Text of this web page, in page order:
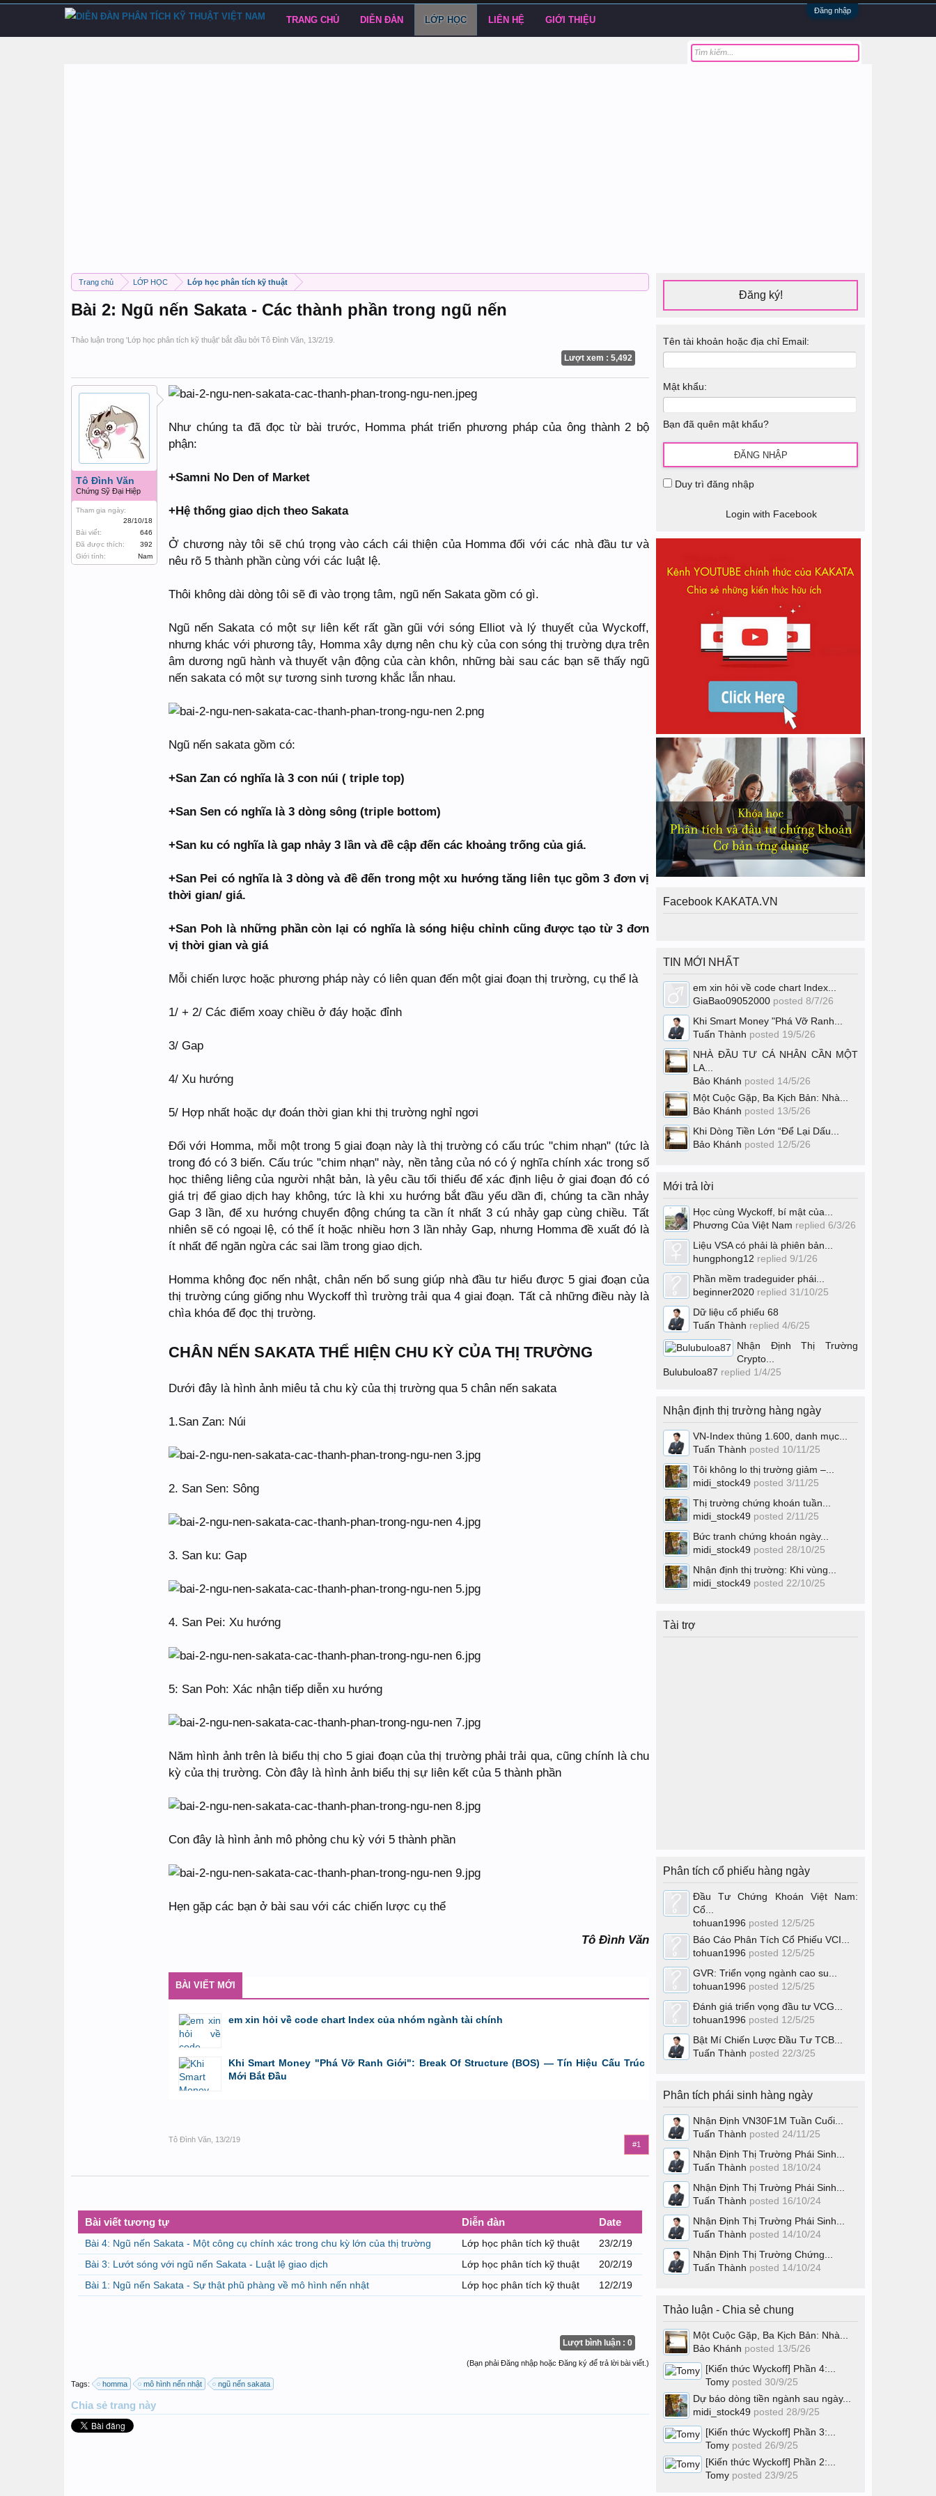
Đăng nhập
Trang chủ LỚP HỌC Lớp học phân tích kỹ thuật
Bài 2: Ngũ nến Sakata - Các thành phần trong ngũ nến
Thảo luận trong 'Lớp học phân tích kỹ thuật' bắt đầu bởi Tô Đình Văn 13/2/19
Lượt xem : 5,492
Tô Đình Văn
Chứng Sỹ Đại Hiệp
Tham gia ngày:
28/10/18
Bài viết:
646
Đã được thích:
392
Giới tính:
Nam
Như chúng ta đã đọc từ bài trước, Homma phát triển phương pháp của ông thành 2 bộ
phận:
+Samni No Den of Market
+Hệ thống giao dịch theo Sakata
Ở chương này tôi sẽ chú trọng vào cách cái thiện của Homma đối với các nhà đầu tư và
nêu rõ 5 thành phần cùng với các luật lệ.
Thôi không dài dòng tôi sẽ đi vào trọng tâm, ngũ nến Sakata gồm có gì.
Ngũ nến Sakata có một sự liên kết rất gần gũi với sóng Elliot và lý thuyết của Wyckoff,
nhưng khác với phương tây, Homma xây dựng nên chu kỳ của con sóng thị trường dựa trên
âm dương ngũ hành và thuyết vận động của càn khôn, những bài sau các bạn sẽ thấy ngũ
nến sakata có một sự tương sinh tương khắc lẫn nhau.
Ngũ nến sakata gồm có:
+San Zan có nghĩa là 3 con núi ( triple top)
+San Sen có nghĩa là 3 dòng sông (triple bottom)
+San ku có nghĩa là gap nhảy 3 lần và đề cập đến các khoảng trống của giá.
+San Pei có nghĩa là 3 dòng và đề đến trong một xu hướng tăng liên tục gồm 3 đơn vị
thời gian/ giá.
+San Poh là những phần còn lại có nghĩa là sóng hiệu chỉnh cũng được tạo từ 3 đơn
vị thời gian và giá
Mỗi chiến lược hoặc phương pháp này có liên quan đến một giai đoạn thị trường, cụ thể là
1/ + 2/ Các điểm xoay chiều ở đáy hoặc đỉnh
3/ Gap
4/ Xu hướng
5/ Hợp nhất hoặc dự đoán thời gian khi thị trường nghỉ ngơi
Đối với Homma, mỗi một trong 5 giai đoạn này là thị trường có cấu trúc "chim nhạn" (tức là
trong đó có 3 biến. Cấu trúc "chim nhạn" này, nền tảng của nó có ý nghĩa chính xác trong số
học thiêng liêng của người nhật bản, là yêu cầu tối thiểu để xác định liệu ở giai đoạn đó có
giá trị để giao dịch hay không, tức là khi xu hướng bắt đầu yếu dần đi, chúng ta cần nhảy
Gap 3 lần, để xu hướng chuyển động chúng ta cần ít nhất 3 cú nhảy gap cùng chiều. Tất
nhiên sẽ có ngoại lệ, có thể ít hoặc nhiều hơn 3 lần nhảy Gap, nhưng Homma đề xuất đó là
ít nhất để ngăn ngừa các sai lầm trong giao dịch.
Homma không đọc nến nhật, chân nến bổ sung giúp nhà đầu tư hiểu được 5 giai đoạn của
thị trường cúng giống nhu Wyckoff thì trường trải qua 4 giai đoạn. Tất cả những điều này là
chìa khóa để đọc thị trường.
CHÂN NẾN SAKATA THỂ HIỆN CHU KỲ CỦA THỊ TRƯỜNG
Dưới đây là hình ảnh miêu tả chu kỳ của thị trường qua 5 chân nến sakata
1.San Zan: Núi
2. San Sen: Sông
3. San ku: Gap
4. San Pei: Xu hướng
5: San Poh: Xác nhận tiếp diễn xu hướng
Năm hình ảnh trên là biểu thị cho 5 giai đoạn của thị trường phải trải qua, cũng chính là chu
kỳ của thị trường. Còn đây là hình ảnh biểu thị sự liên kết của 5 thành phần
Con đây là hình ảnh mô phỏng chu kỳ với 5 thành phần
Hẹn gặp các bạn ở bài sau với các chiến lược cụ thể
Tô Đình Văn
BÀI VIẾT MỚI
em xin hỏi về code chart Index của nhóm ngành tài chính
bởi GiaBao09052000 ,8/7/26 lúc 10:21
Khi Smart Money "Phá Vỡ Ranh Giới": Break Of Structure (BOS) — Tín Hiệu Cấu Trúc
Mới Bắt Đầu
Tô Đình Văn 13/2/19
#1
Bài viết tương tự Diễn đàn Date
Bài 4: Ngũ nến Sakata - Một công cụ chính xác trong chu kỳ lớn của thị trường Lớp học phân tích kỹ thuật
23/2/19
Bài 3: Lướt sóng với ngũ nến Sakata - Luật lệ giao dịch
Lớp học phân tích kỹ thuật
20/2/19
Bài 1: Ngũ nến Sakata - Sự thật phũ phàng về mô hình nến nhật
Lớp học phân tích kỹ thuật 12/2/19
Lượt bình luận : 0
(Bạn phải Đăng nhập hoặc Đăng ký để trả lời bài viết.)
Tags: homma mô hình nến nhật ngũ nến sakata
Chia sẻ trang này
Đăng ký!
Tên tài khoản hoặc địa chỉ Email:
Mật khẩu:
Bạn đã quên mật khẩu?
Duy trì đăng nhập
Login with Facebook
Facebook KAKATA.VN
TIN MỚI NHẤT
em xin hỏi về code chart Index...
GiaBao09052000 posted 8/7/26
Khi Smart Money "Phá Vỡ Ranh...
Tuấn Thành posted 19/5/26
NHÀ ĐẦU TƯ CÁ NHÂN CẦN MỘT
LA...
Bảo Khánh posted 14/5/26
Một Cuộc Gặp, Ba Kịch Bản: Nhà...
Bảo Khánh posted 13/5/26
Khi Dòng Tiền Lớn “Để Lại Dấu...
Bảo Khánh posted 12/5/26
Mới trả lời
Học cùng Wyckoff, bí mật của...
Phương Của Việt Nam replied 6/3/26
Liệu VSA có phải là phiên bản...
hungphong12 replied 9/1/26
Phần mềm tradeguider phái...
beginner2020 replied 31/10/25
Dữ liệu cổ phiếu 68
Tuấn Thành replied 4/6/25
Nhận Định Thị Trường
Crypto...
Bulubuloa87 replied 1/4/25
Nhận định thị trường hàng ngày
VN-Index thủng 1.600, danh mục...
Tuấn Thành posted 10/11/25
Tôi không lo thị trường giảm –...
midi_stock49 posted 3/11/25
Thị trường chứng khoán tuần...
midi_stock49 posted 2/11/25
Bức tranh chứng khoán ngày...
midi_stock49 posted 28/10/25
Nhận định thị trường: Khi vùng...
midi_stock49 posted 22/10/25
Tài trợ
Phân tích cổ phiếu hàng ngày
Đầu Tư Chứng Khoán Việt Nam:
Cổ...
tohuan1996 posted 12/5/25
Báo Cáo Phân Tích Cổ Phiếu VCI...
tohuan1996 posted 12/5/25
GVR: Triển vọng ngành cao su...
tohuan1996 posted 12/5/25
Đánh giá triển vọng đầu tư VCG...
tohuan1996 posted 12/5/25
Bật Mí Chiến Lược Đầu Tư TCB...
Tuấn Thành posted 22/3/25
Phân tích phái sinh hàng ngày
Nhận Định VN30F1M Tuần Cuối...
Tuấn Thành posted 24/11/25
Nhận Định Thị Trường Phái Sinh...
Tuấn Thành posted 18/10/24
Nhận Định Thị Trường Phái Sinh...
Tuấn Thành posted 16/10/24
Nhận Định Thị Trường Phái Sinh...
Tuấn Thành posted 14/10/24
Nhận Định Thị Trường Chứng...
Tuấn Thành posted 14/10/24
Thảo luận - Chia sẻ chung
Một Cuộc Gặp, Ba Kịch Bản: Nhà...
Bảo Khánh posted 13/5/26
[Kiến thức Wyckoff] Phần 4:...
Tomy posted 30/9/25
Dự báo dòng tiền ngành sau ngày...
midi_stock49 posted 28/9/25
[Kiến thức Wyckoff] Phần 3:...
Tomy posted 26/9/25
[Kiến thức Wyckoff] Phần 2:...
Tomy posted 23/9/25
TRANG CHỦ DIỄN ĐÀN LỚP HỌC LIÊN HỆ GIỚI THIỆU